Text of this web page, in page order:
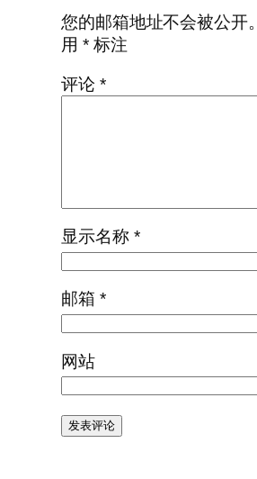
您的邮箱地址不会被公开。
用 *标注
评论 *
显示名称 *
邮箱 *
网站